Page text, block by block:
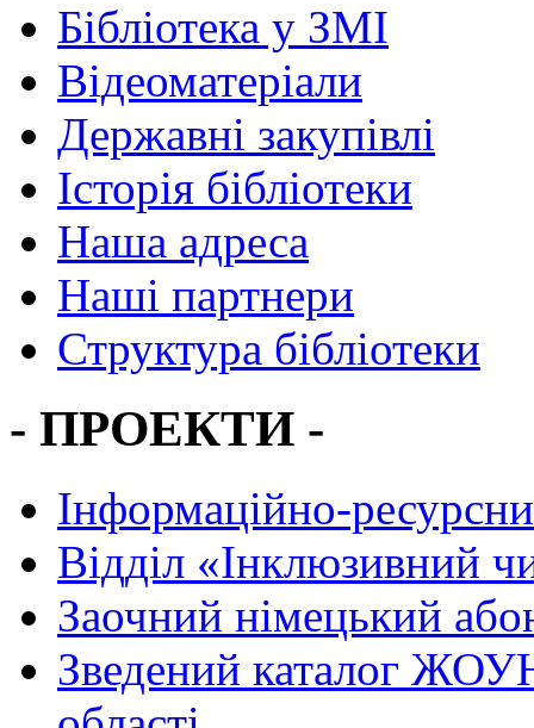
Бібліотека у ЗМІ
Відеоматеріали
Державні закупівлі
Історія бібліотеки
Наша адреса
Наші партнери
Структура бібліотеки
- ПРОЕКТИ -
Інформаційно-
Вiддiл «Інклюзивний
Заочний німецький
Зведений каталог